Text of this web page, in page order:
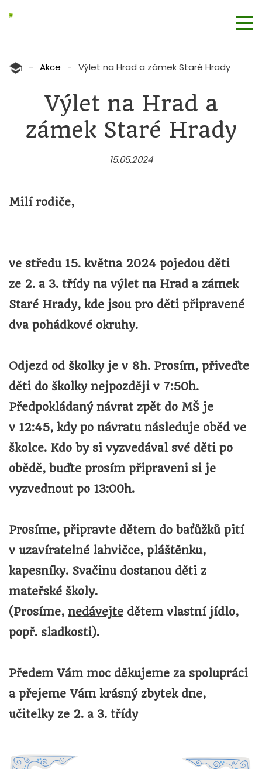
- Akce - Výlet na Hrad a zámek Staré Hrady
Výlet na Hrad a
zámek Staré Hrady
15.05.2024
Milí rodiče,
ve středu 15. května 2024 pojedou děti
ze 2. a 3. třídy na výlet na Hrad a zámek
Staré Hrady, kde jsou pro děti připravené
dva pohádkové okruhy.
Odjezd od školky je v 8h. Prosím, přiveďte
děti do školky nejpozději v 7:50h.
Předpokládaný návrat zpět do MŠ je
v 12:45, kdy po návratu následuje oběd ve
školce. Kdo by si vyzvedával své děti po
obědě, buďte prosím připraveni si je
vyzvednout po 13:00h.
Prosíme, připravte dětem do baťůžků pití
v uzavíratelné lahvičce, pláštěnku,
kapesníky. Svačinu dostanou děti z
mateřské školy.
(Prosíme, nedávejte dětem vlastní jídlo,
popř. sladkosti).
Předem Vám moc děkujeme za spolupráci
a přejeme Vám krásný zbytek dne,
učitelky ze 2. a 3. třídy